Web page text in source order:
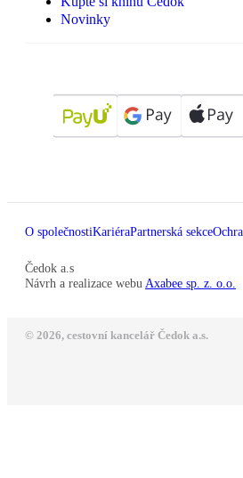
Novinky
O společnostiKariéraPartnerská sekce
Čedok a.s
Návrh a realizace webu Axabee sp. z. o.o.
© 2026, cestovní kancelář Čedok a.s.